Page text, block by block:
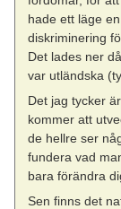
hade ett läge
diskriminering
Det lades ner
var utländska
Det jag tycker
kommer att
de hellre ser
fundera vad
bara förändra
Sen finns det